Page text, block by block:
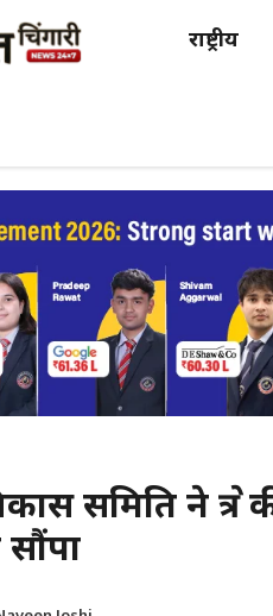
राष्ट्रीय
समिति ने
सौंपा